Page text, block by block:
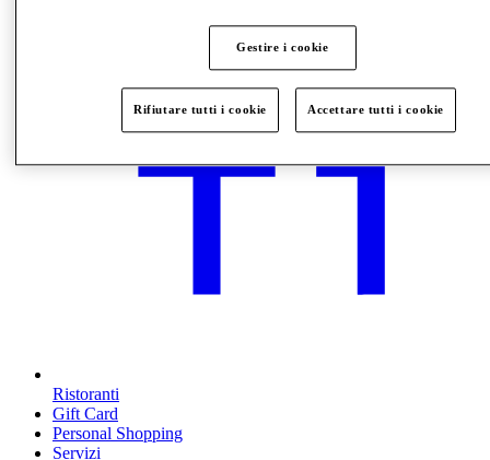
Ristoranti
Gift Card
Personal Shopping
Servizi
Gestire i cookie
Rifiutare tutti i cookie Accettare tutti i cookie